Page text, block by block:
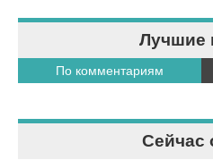
Лучшие
По комментариям
Сейчас